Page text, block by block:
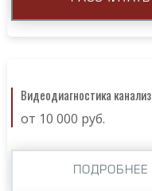
Видеодиагностика
от 10 000 руб.
ПОДРОБНЕЕ